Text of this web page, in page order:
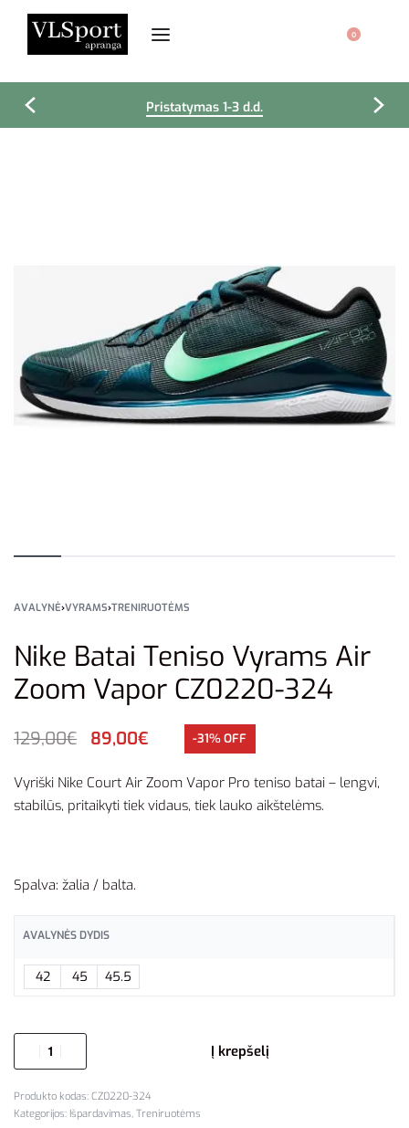
0
Pristatymas 1-3 d.d.
AVALYNĖ›VYRAMS›TRENIRUOTĖMS
Nike Batai Teniso Vyrams Air
Zoom Vapor CZ0220-324
129,00€ 89,00€ -31% OFF
Vyriški Nike Court Air Zoom Vapor Pro teniso batai – lengvi,
stabilūs, pritaikyti tiek vidaus, tiek lauko aikštelėms.
Spalva: žalia / balta.
AVALYNĖS DYDIS
42 45 45.5
Į krepšelį
CZ0220-324
Kategorijos: Išpardavimas, Treniruotėms